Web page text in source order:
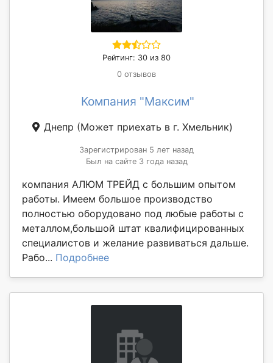
Рейтинг: 30 из 80
0 отзывов
Компания "Максим"
Днепр (Может приехать в г. Хмельник)
Зарегистрирован 5 лет назад
Был на сайте 3 года назад
компания АЛЮМ ТРЕЙД с большим опытом
работы. Имеем большое производство
полностью оборудовано под любые работы с
металлом,большой штат квалифицированных
специалистов и желание развиваться дальше.
Рабо... Подробнее